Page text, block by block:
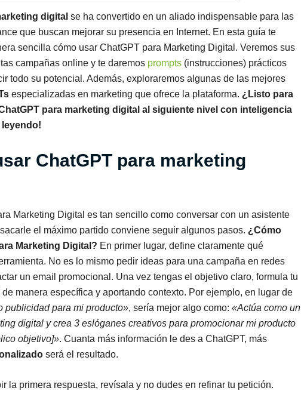
digital se ha convertido en un aliado indispensable para las
que buscan mejorar su presencia en Internet. En esta guía te
sencilla cómo usar ChatGPT para Marketing Digital. Veremos sus
campañas online y te daremos prompts(instrucciones) prácticos
todo su potencial. Además, exploraremos algunas de las mejores
especializadas en marketing que ofrece la plataforma. ¿Listo para
para marketing digital al siguiente nivel con inteligencia
leyendo!
ChatGPT para marketing
Marketing Digital es tan sencillo como conversar con un asistente
el máximo partido conviene seguir algunos pasos. ¿Cómo
Marketing Digital? En primer lugar, define claramente qué
No es lo mismo pedir ideas para una campaña en redes
un email promocional. Una vez tengas el objetivo claro, formula tu
manera específica y aportando contexto. Por ejemplo, en lugar de
publicidad para mi producto», sería mejor algo como: «Actúa como un
digital y crea 3 eslóganes creativos para promocionar mi producto
objetivo]». Cuanta más información le des a ChatGPT, más
será el resultado.
la primera respuesta, revísala y no dudes en refinar tu petición.